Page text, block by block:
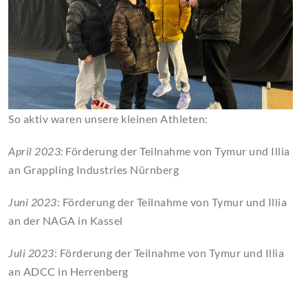
So aktiv waren unsere kleinen Athleten:
April 2023: Förderung der Teilnahme von Tymur und Illia
an Grappling Industries Nürnberg
Juni 2023: Förderung der Teilnahme von Tymur und Illia
an der NAGA in Kassel
Juli 2023: Förderung der Teilnahme von Tymur und Illia
an ADCC in Herrenberg